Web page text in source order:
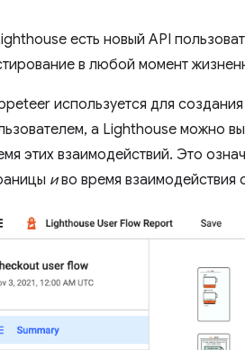
есть новый API
в любой момент
используется для
а Lighthouse можно
этих взаимодействий. Это
иво время взаимодействия